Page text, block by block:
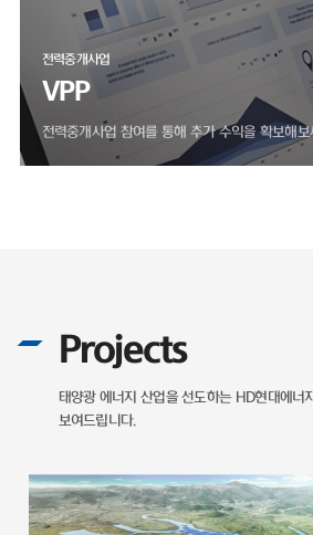
전력중개사업
VPP
전력중개사업 참여를 통해 추가 수익을 확보해보
Projects
태양광 에너지 산업을 선도하는 HD현대에너
보여드립니다.